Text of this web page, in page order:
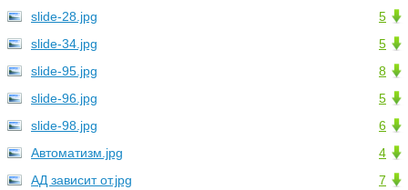
5
slide-28.jpg
5
slide-34.jpg
8
slide-95.jpg
5
slide-96.jpg
6
slide-98.jpg
4
Автоматизм.jpg
7
АД зависит от.jpg